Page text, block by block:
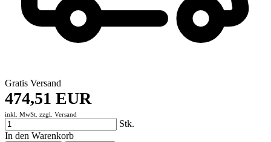
Gratis Versand
474,51 EUR
inkl. MwSt. zzgl. Versand
Stk.
In den Warenkorb